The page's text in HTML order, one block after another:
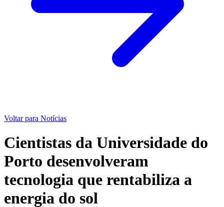
Voltar para Notícias
Cientistas da Universidade do
Porto desenvolveram
tecnologia que rentabiliza a
energia do sol